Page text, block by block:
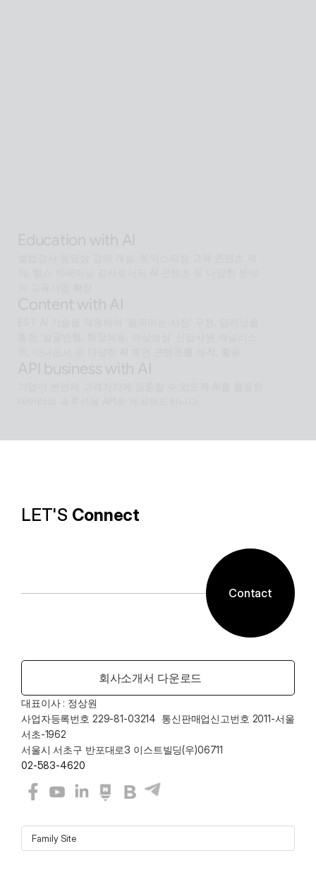
LET'S Connect
Contact
회사소개서 다운로드
대표이사 : 정상원
사업자등록번호 229-81-03214  통신판매업신고번호 2011-서울
서초-1962
서울시 서초구 반포대로3 이스트빌딩(우)06711
02-583-4620
Family Site